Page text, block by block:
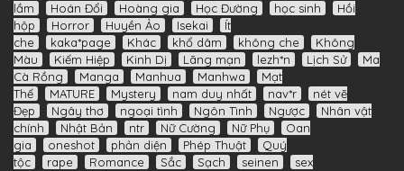
lầm
Hoán Đổi Hoàng gia Học Đường học sinh
Hồi
hộp
Horror Huyền Ảo Isekai
Ít
che
kaka*page Khác khổ dâm không che
Không
Màu
Kiếm Hiệp Kinh Dị Lãng mạn lezh*n Lịch Sử
Ma
Cà Rồng
Manga Manhua Manhwa
Mạt
Thế
MATURE Mystery nam duy nhất nav*r
nét vẽ
Đẹp
Ngây thơ ngoại tình Ngôn Tình Ngược
Nhân vật
chính
Nhật Bản ntr Nữ Cường Nữ Phụ
Oan
gia
oneshot phản diện Phép Thuật
Quý
tộc
rape Romance Sắc Sạch seinen
sex